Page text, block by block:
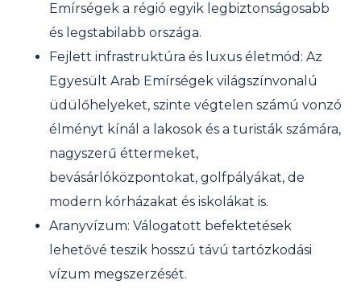
Emírségek a régió egyik legbiztonságosabb
és legstabilabb országa.
Fejlett infrastruktúra és luxus életmód: Az
Egyesült Arab Emírségek világszínvonalú
üdülőhelyeket, szinte végtelen számú vonzó
élményt kínál a lakosok és a turisták számára,
nagyszerű éttermeket,
bevásárlóközpontokat, golfpályákat, de
modern kórházakat és iskolákat is.
Aranyvízum: Válogatott befektetések
lehetővé teszik hosszú távú tartózkodási
vízum megszerzését.